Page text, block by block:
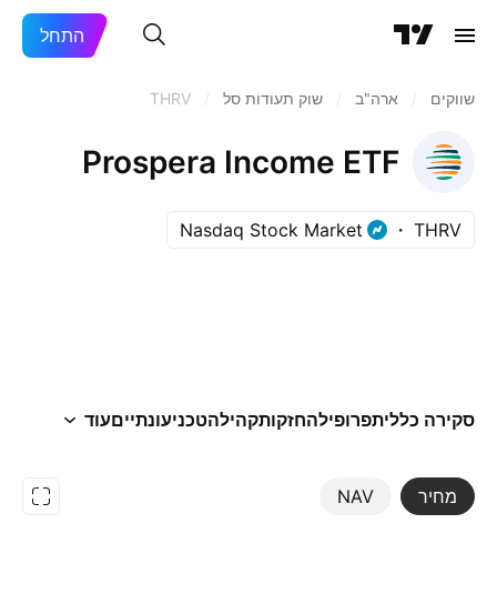
התחל
שווקים ארה"ב‏ שוק תעודות סל THRV
Prospera Income ETF
THRV
Nasdaq Stock Market
סקירה כלליתפרופילהחזקותקהילהטכניעונתייםעוד
מחיר NAV